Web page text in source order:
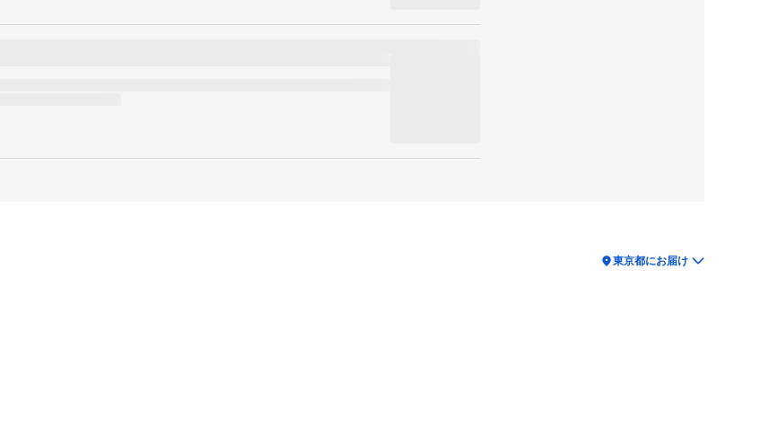
location_on東京都にお届け